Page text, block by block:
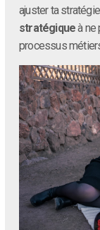
ajuster ta
stratégiqueà ne
processus